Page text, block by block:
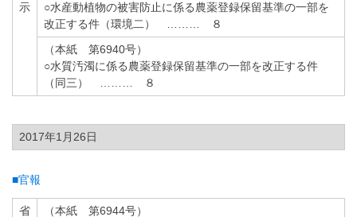
示
○水産動植物の被害防止に係る農薬登録保留基準の一部を
改正する件（環境二） ……… ８
（本紙 第6940号）
○水質汚濁に係る農薬登録保留基準の一部を改正する件
（同三） ……… ８
2017年1月26日
■官報
省 （本紙 第6944号）